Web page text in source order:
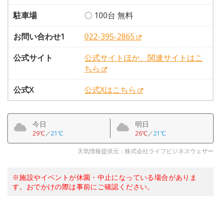
駐車場
〇 100台 無料
お問い合わせ1
022-395-2865
公式サイト
公式サイトほか、関連サイトはこ
ちら
公式X
公式Xはこちら
今日
29℃／21℃
明日
26℃／21℃
天気情報提供元：株式会社ライフビジネスウェザー
※施設やイベントが休園・中止になっている場合がありま
す。おでかけの際は事前にご確認ください。